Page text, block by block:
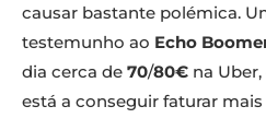
causar bastante polémica.
testemunho ao Echo
dia cerca de 70/80€ na
está a conseguir faturar mais